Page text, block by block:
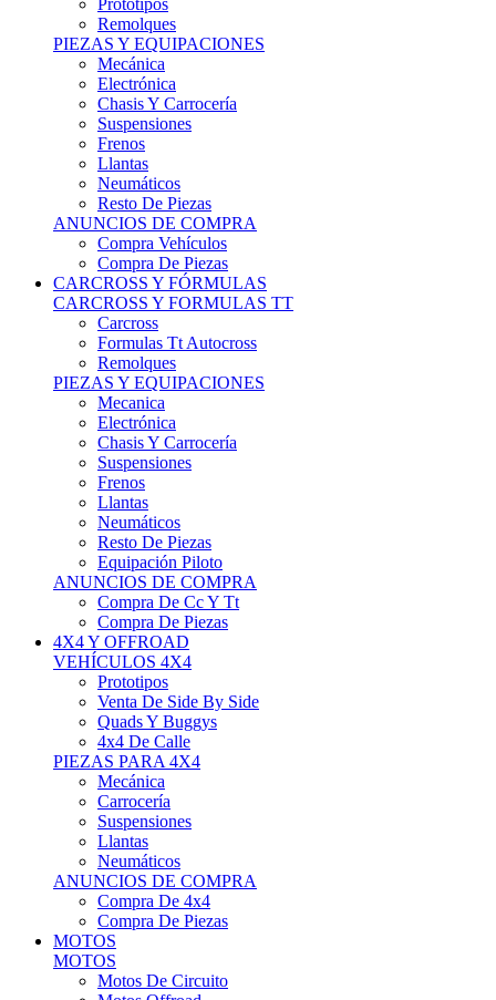
Prototipos
Remolques
PIEZAS Y EQUIPACIONES
Mecánica
Electrónica
Chasis Y Carrocería
Suspensiones
Frenos
Llantas
Neumáticos
Resto De Piezas
ANUNCIOS DE COMPRA
Compra Vehículos
Compra De Piezas
CARCROSS Y FÓRMULAS
CARCROSS Y FORMULAS TT
Carcross
Formulas Tt Autocross
Remolques
PIEZAS Y EQUIPACIONES
Mecanica
Electrónica
Chasis Y Carrocería
Suspensiones
Frenos
Llantas
Neumáticos
Resto De Piezas
Equipación Piloto
ANUNCIOS DE COMPRA
Compra De Cc Y Tt
Compra De Piezas
4X4 Y OFFROAD
VEHÍCULOS 4X4
Prototipos
Venta De Side By Side
Quads Y Buggys
4x4 De Calle
PIEZAS PARA 4X4
Mecánica
Carrocería
Suspensiones
Llantas
Neumáticos
ANUNCIOS DE COMPRA
Compra De 4x4
Compra De Piezas
MOTOS
MOTOS
Motos De Circuito